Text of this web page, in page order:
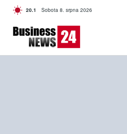
20.1 C Czech
Sobota 8. srpna 2026